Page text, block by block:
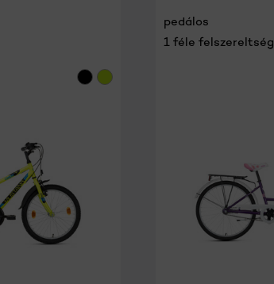
pedálos
1 féle felszereltség